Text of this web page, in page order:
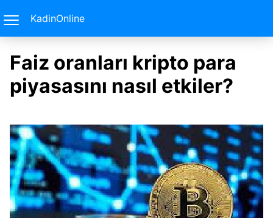
KadinOnline
Faiz oranları kripto para
piyasasını nasıl etkiler?